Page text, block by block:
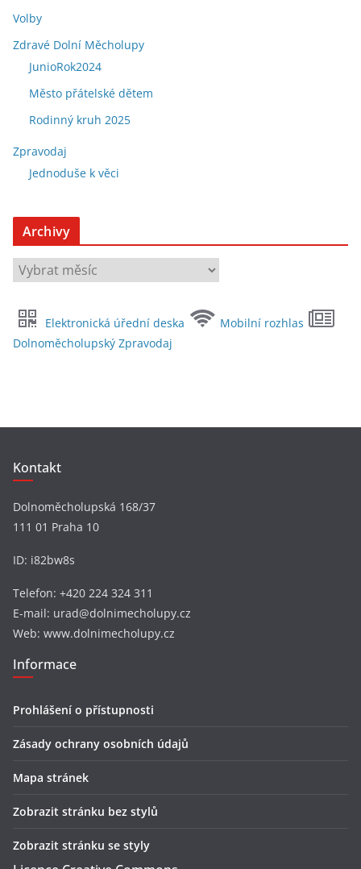
Volby
Zdravé Dolní Měcholupy
JunioRok2024
Město přátelské dětem
Rodinný kruh 2025
Zpravodaj
Jednoduše k věci
Archivy
A
r
h
i
Elektronická úřední deska
Mobilní rozhlas
Dolnoměcholupský Zpravodaj
Kontakt
Dolnoměcholupská 168/37
111 01 Praha 10
ID: i82bw8s
Telefon: +420 224 324 311
E-mail: urad@dolnimecholupy.cz
Web: www.dolnimecholupy.cz
Informace
Prohlášení o přístupnosti
Zásady ochrany osobních údajů
Mapa stránek
Zobrazit stránku bez stylů
Zobrazit stránku se styly